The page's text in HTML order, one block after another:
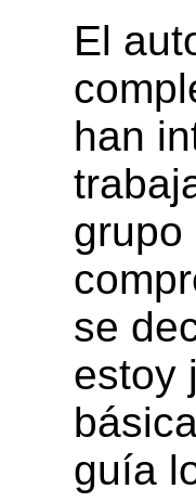
El
han
grupo
se
estoy
guía